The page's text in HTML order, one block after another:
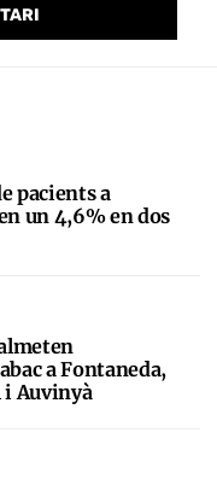
pacients a
un 4,6% en dos
a Fontaneda,
i Auvinyà